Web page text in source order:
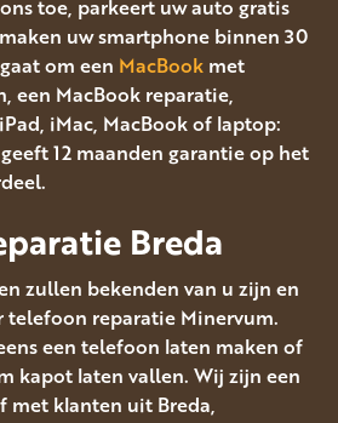
toe, parkeert uw auto gratis
uw smartphone binnen 30
om een MacBook met
een MacBook reparatie,
iMac, MacBook of laptop:
12 maanden garantie op het
Breda
zullen bekenden van u zijn en
telefoon reparatie Minervum.
een telefoon laten maken of
kapot laten vallen. Wij zijn een
met klanten uit Breda,